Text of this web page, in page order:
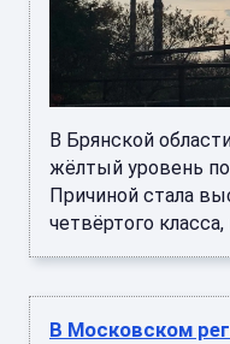
В Брянской
жёлтый уровень
Причиной стала
четвёртого класса,
В Московском